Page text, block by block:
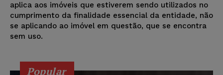
aplica aos imóveis que estiverem sendo utilizados no
cumprimento da finalidade essencial da entidade, não
se aplicando ao imóvel em questão, que se encontra
sem uso.
Popular